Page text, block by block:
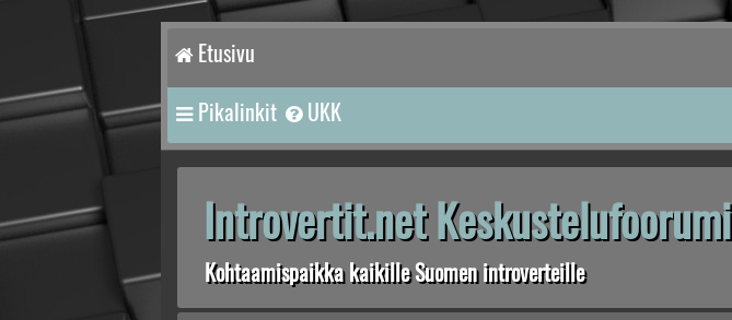
Etusivu
Pikalinkit UKK
Introvertit.net Keskustelufoorumi
Kohtaamispaikka kaikille Suomen introverteille